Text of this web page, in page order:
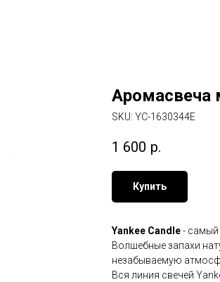
Аромасвеча
SKU: YC-1630344E
1 600 р.
Купить
Yankee Candle- самый
Волшебные запахи
незабываемую
Вся линия свечей